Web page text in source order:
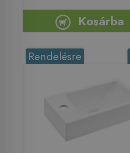
Kosárba
Rendelésre